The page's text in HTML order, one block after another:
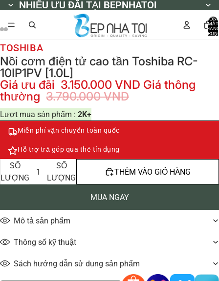
NHIỀU ƯU ĐÃI TẠI BEPNHATOI
NHIỀU ƯU ĐÃI TẠI BEPNHATOI
MẶT
TOSHIBA
Nồi cơm điện tử cao tần Toshiba RC-
10IP1PV [1.0L]
Giá ưu đãi 3.150.000 VND Giá thông
thường 3.790.000 VND
Lượt mua sản phẩm : 2K+
Miễn phí vận chuyển toàn quốc
Hỗ trợ trả góp qua thẻ tín dụng
GIẢM
SỐ
LƯỢNG
TĂNG
SỐ
LƯỢNG
THÊM VÀO GIỎ HÀNG
MUA NGAY
Mô tả sản phẩm
Thông số kỹ thuật
Sách hướng dẫn sử dụng sản phẩm